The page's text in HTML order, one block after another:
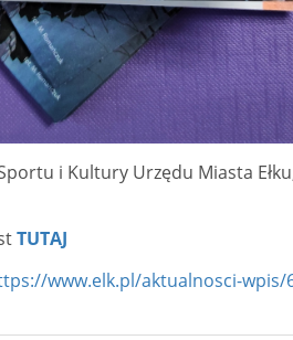
i Kultury Urzędu Miasta
TUTAJ
www.elk.pl/aktualnosci-wpis/